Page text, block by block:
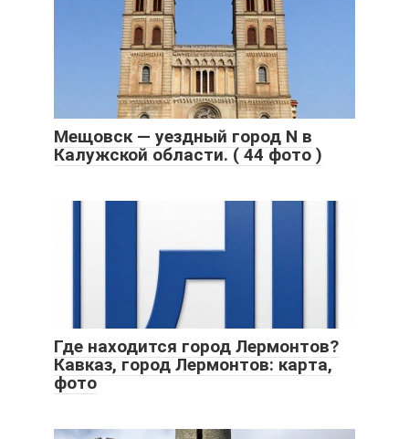
Мещовск — уездный город N в
Калужской области. ( 44 фото )
Где находится город Лермонтов?
Кавказ, город Лермонтов: карта,
фото